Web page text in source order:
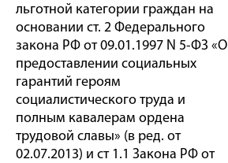
льготной категории граждан на
основании ст. 2 Федерального
закона РФ от 09.01.1997 N 5-ФЗ «О
предоставлении социальных
гарантий героям
социалистического труда и
полным кавалерам ордена
трудовой славы» (в ред. от
02.07.2013) и ст 1.1 Закона РФ от